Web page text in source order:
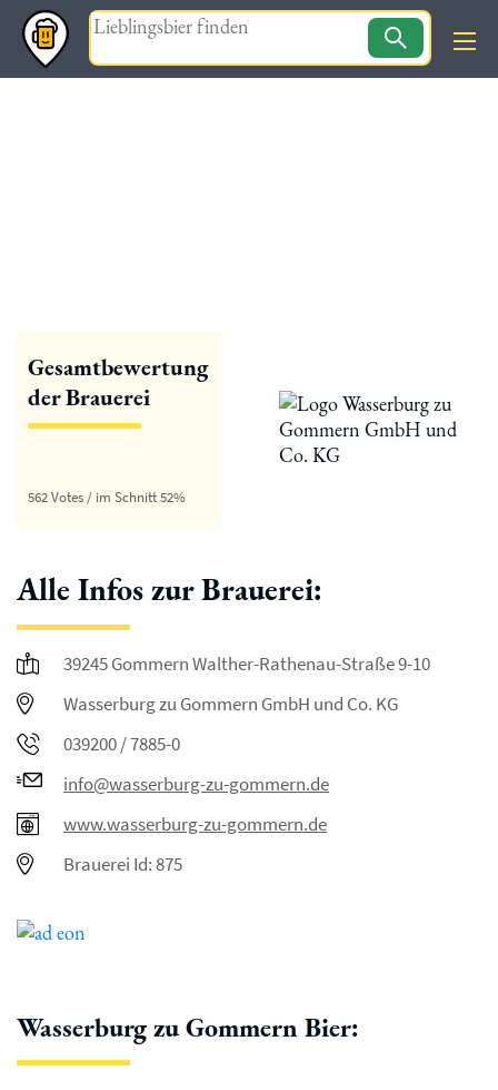
Magazin
Gesamtbewertung
der Brauerei
562 Votes / im Schnitt 52%
Alle Infos zur Brauerei:
39245 Gommern Walther-Rathenau-Straße 9-10
Wasserburg zu Gommern GmbH und Co. KG
039200 / 7885-0
info@wasserburg-zu-gommern.de
www.wasserburg-zu-gommern.de
Brauerei Id: 875
Wasserburg zu Gommern Bier: